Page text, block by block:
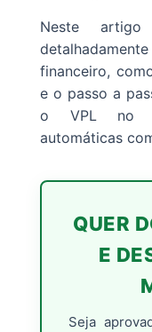
Neste artigo
financeiro,
e o passo a
o VPL no
automáticas
QUER
E
Seja